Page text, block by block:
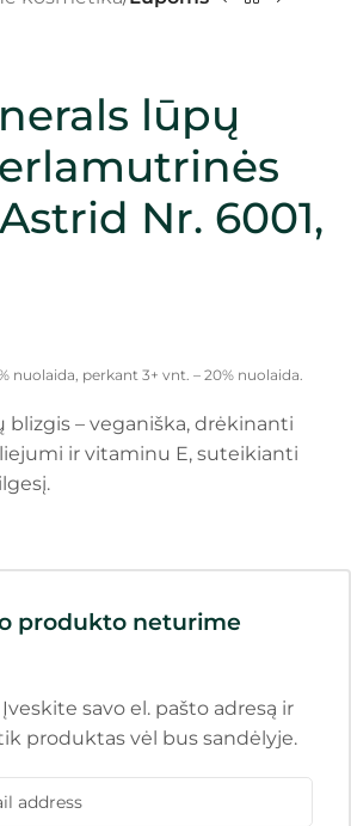
lūpų
Nr. 6001,
nuolaida, perkant 3+ vnt. – 20% nuolaida.
blizgis – veganiška, drėkinanti
ir vitaminu E, suteikianti
produkto neturime
savo el. pašto adresą ir
produktas vėl bus sandėlyje.